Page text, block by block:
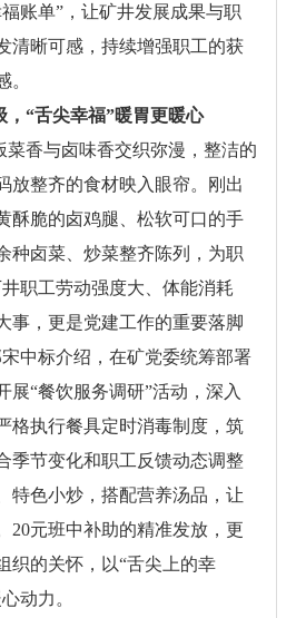
账单”，让矿井发展成果与职
清晰可感，持续增强职工的获
。
，“舌尖幸福”暖胃更暖心
菜香与卤味香交织弥漫，整洁的
放整齐的食材映入眼帘。刚出
酥脆的卤鸡腿、松软可口的手
种卤菜、炒菜整齐陈列，为职
井职工劳动强度大、体能消耗
事，更是党建工作的重要落脚
中标介绍，在矿党委统筹部署
展“餐饮服务调研”活动，深入
格执行餐具定时消毒制度，筑
季节变化和职工反馈动态调整
特色小炒，搭配营养汤品，让
20元班中补助的精准发放，更
织的关怀，以“舌尖上的幸
动力。